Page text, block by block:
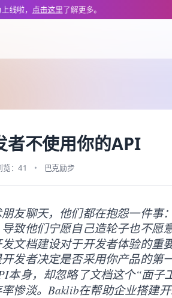
AI and LLM tools.
线啦， 点击这里了解更多。
者不使用你的API
览：41 巴克励步
友聊天，他们都在抱怨一件事
致他们宁愿自己造轮子也不愿
发文档建设对于开发者体验的
发者决定是否采用你产品的第
本身，却忽略了文档这个“面子
惨淡。Baklib在帮助企业搭建